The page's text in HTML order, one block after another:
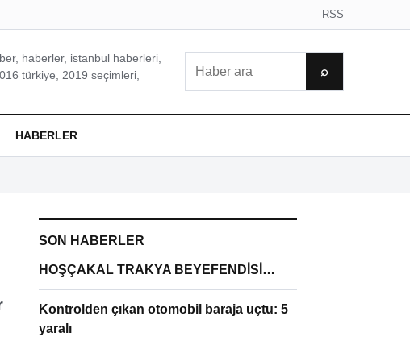
RSS
haberler, istanbul haberleri,
türkiye, 2019 seçimleri,
⌕
HABERLER
SON HABERLER
HOŞÇAKAL TRAKYA BEYEFENDİSİ…
Kontrolden çıkan otomobil baraja uçtu: 5
yaralı